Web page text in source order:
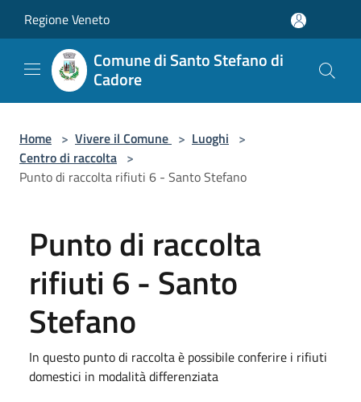
Regione Veneto
Comune di Santo Stefano di
Cadore
Home > Vivere il Comune > Luoghi >
Centro di raccolta >
Punto di raccolta rifiuti 6 - Santo Stefano
Punto di raccolta
rifiuti 6 - Santo
Stefano
In questo punto di raccolta è possibile conferire i rifiuti
domestici in modalità differenziata